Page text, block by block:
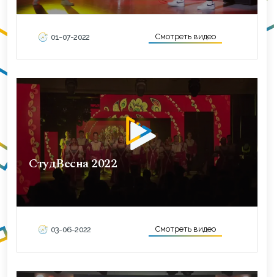
01-07-2022 Смотреть видео
СтудВесна 2022
03-06-2022 Смотреть видео